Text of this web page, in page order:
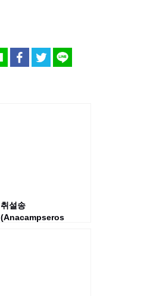
취설송
(Anacampseros